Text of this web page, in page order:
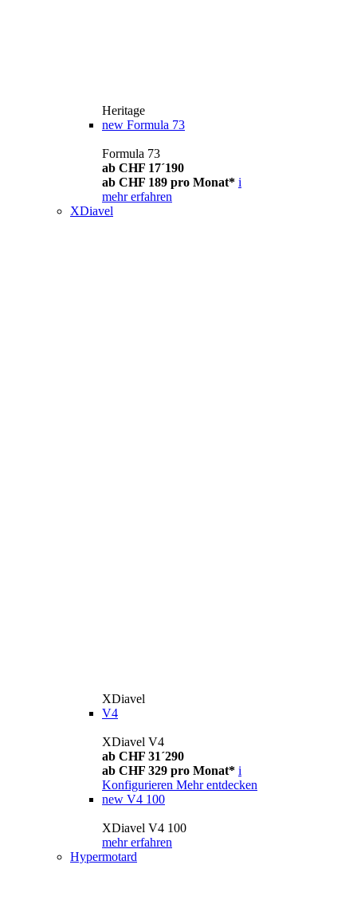
Heritage
new Formula 73
Formula 73
ab CHF 17´190
ab CHF 189 pro Monat* i
mehr erfahren
XDiavel
XDiavel
V4
XDiavel V4
ab CHF 31´290
ab CHF 329 pro Monat* i
Konfigurieren Mehr entdecken
new V4 100
XDiavel V4 100
mehr erfahren
Hypermotard